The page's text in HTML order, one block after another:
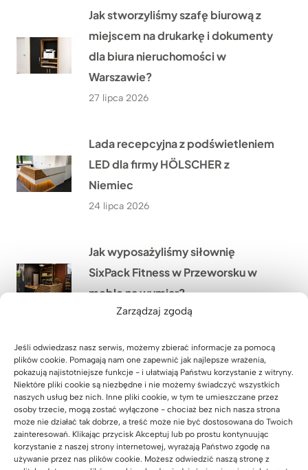
Zarządzaj zgodą
Jeśli odwiedzasz nasz serwis, możemy zbierać informacje za pomocą
plików cookie. Pomagają nam one zapewnić jak najlepsze wrażenia,
pokazują najistotniejsze funkcje - i ułatwiają Państwu korzystanie z witryny.
Niektóre pliki cookie są niezbędne i nie możemy świadczyć wszystkich
naszych usług bez nich. Inne pliki cookie, w tym te umieszczane przez
osoby trzecie, mogą zostać wyłączone - chociaż bez nich nasza strona
może nie działać tak dobrze, a treść może nie być dostosowana do Twoich
zainteresowań. Klikając przycisk Akceptuj lub po prostu kontynuując
korzystanie z naszej strony internetowej, wyrażają Państwo zgodę na
używanie przez nas plików cookie. Możesz odwiedzić naszą stronę z
Jak stworzyliśmy szafę biurową z
miejscem na drukarkę i dokumenty
dla biura nieruchomości w
Warszawie?
27 lipca 2026
Lada recepcyjna z podświetleniem
LED dla firmy HÖLSCHER z
Niemiec
24 lipca 2026
Jak wyposażyliśmy siłownię
SixPack Fitness w Przeworsku w
meble na wymiar?
22 lipca 2026
Jakie meble biurowe wykonaliśmy
w ramach modernizacji oddziału
PGE w Szczecinie?
21 lipca 2026